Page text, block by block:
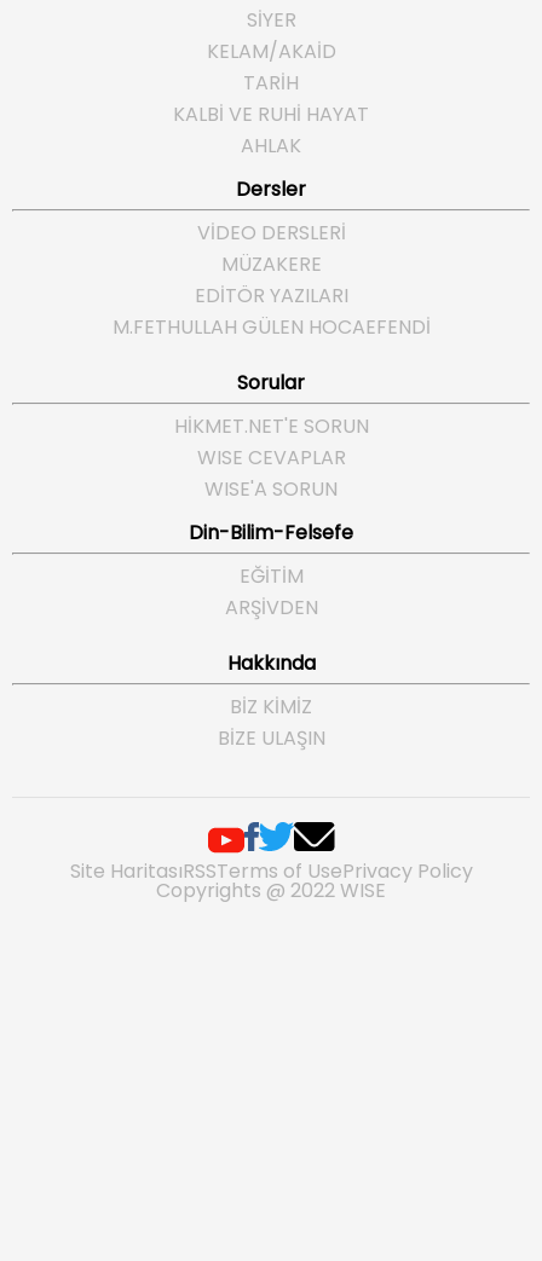
SİYER
KELAM/AKAİD
TARİH
KALBİ VE RUHİ HAYAT
AHLAK
Dersler
VİDEO DERSLERİ
MÜZAKERE
EDİTÖR YAZILARI
M.FETHULLAH GÜLEN HOCAEFENDI
Sorular
HIKMET.NET'E SORUN
WISE CEVAPLAR
WISE'A SORUN
Din-Bilim-Felsefe
EĞITIM
ARŞIVDEN
Hakkında
BIZ KIMIZ
BIZE ULAŞIN
Copyrights @ 2022 WISE
Site HaritasıRSSTerms of UsePrivacy Policy